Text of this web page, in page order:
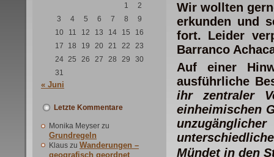
1
2
3
4 5 6 7 8
9
10
11 12 13 14 15
16
17
18 19 20 21 22
23
24 25 26 27 28 29
30
31
« Juni
Letzte Kommentare
Monika Meyser zu
Grundregeln
Klaus zu Wanderungen –
geografisch geordnet
Wir wollten
erkunden und
fort. Leider
Barranco
Auf einer
ausführliche
ihr zentraler
einheimischen
Mündet in den